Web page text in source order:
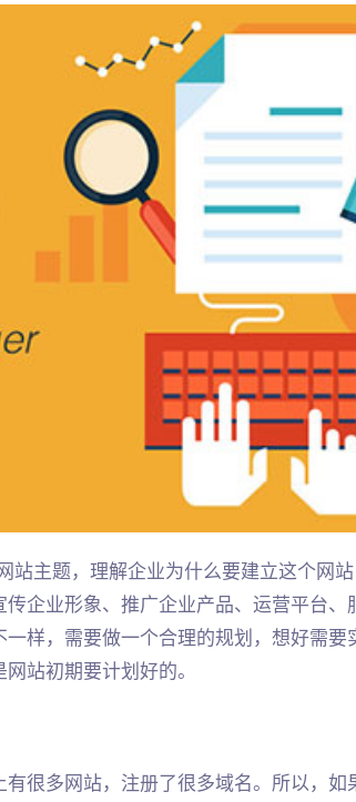
站主题，理解企业为什么要建立这个网
企业形象、推广企业产品、运营平台、
样，需要做一个合理的规划，想好需要
站初期要计划好的。
很多网站，注册了很多域名。所以，如